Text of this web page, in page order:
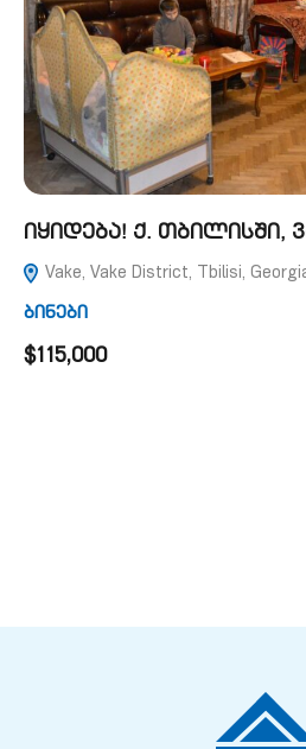
იყიდება! ქ. თბილისში,
Vake, Vake District, Tbilisi,
ბინები
$115,000